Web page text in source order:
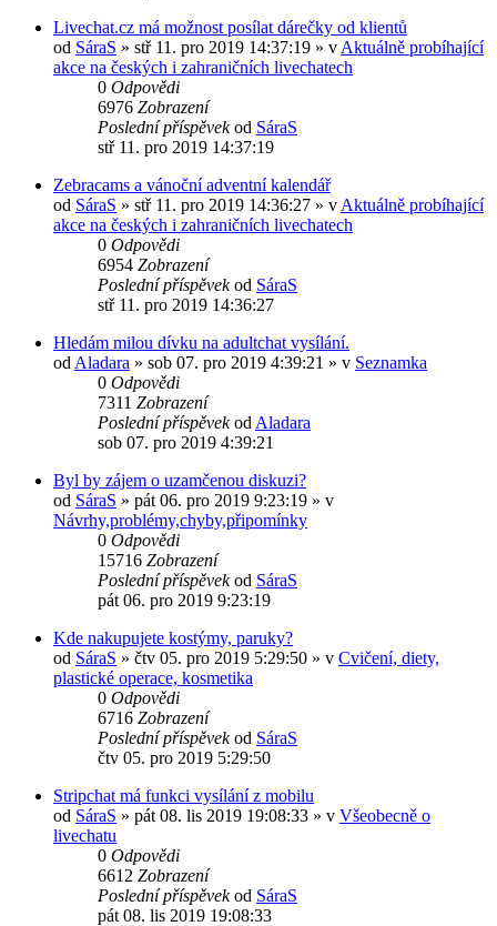
Livechat.cz má možnost posílat dárečky od klientů
od SáraS » stř 11. pro 2019 14:37:19 » v Aktuálně probíhající
akce na českých i zahraničních livechatech
0 Odpovědi
6976 Zobrazení
Poslední příspěvekod SáraS
stř 11. pro 2019 14:37:19
Zebracams a vánoční adventní kalendář
od SáraS » stř 11. pro 2019 14:36:27 » v Aktuálně probíhající
akce na českých i zahraničních livechatech
0 Odpovědi
6954 Zobrazení
Poslední příspěvekod SáraS
stř 11. pro 2019 14:36:27
Hledám milou dívku na adultchat vysílání.
od Aladara » sob 07. pro 2019 4:39:21 » v Seznamka
0 Odpovědi
7311 Zobrazení
Poslední příspěvekod Aladara
sob 07. pro 2019 4:39:21
Byl by zájem o uzamčenou diskuzi?
od SáraS » pát 06. pro 2019 9:23:19 » v
Návrhy,problémy,chyby,připomínky
0 Odpovědi
15716 Zobrazení
Poslední příspěvekod SáraS
pát 06. pro 2019 9:23:19
Kde nakupujete kostýmy, paruky?
od SáraS » čtv 05. pro 2019 5:29:50 » v Cvičení, diety,
plastické operace, kosmetika
0 Odpovědi
6716 Zobrazení
Poslední příspěvekod SáraS
čtv 05. pro 2019 5:29:50
Stripchat má funkci vysílání z mobilu
od SáraS » pát 08. lis 2019 19:08:33 » v Všeobecně o
livechatu
0 Odpovědi
6612 Zobrazení
Poslední příspěvekod SáraS
pát 08. lis 2019 19:08:33